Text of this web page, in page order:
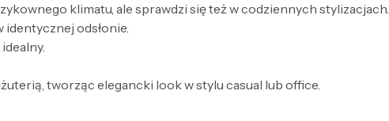
klimatu, ale sprawdzi się też w codziennych stylizacjach.
odsłonie.
tworząc elegancki look w stylu casual lub office.